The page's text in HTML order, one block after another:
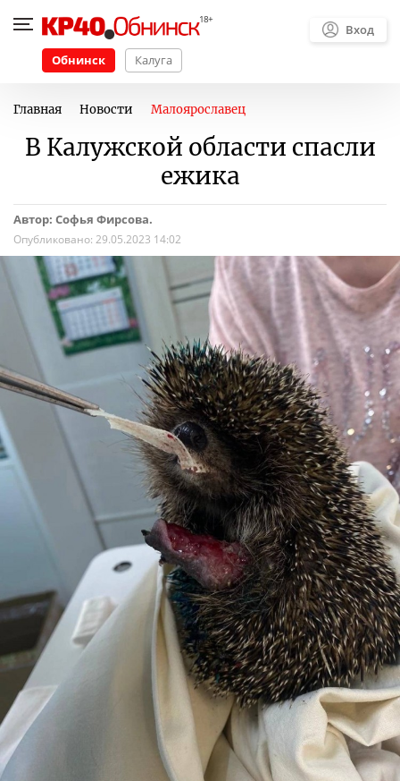
Обнинск Калуга
Вход
Главная Новости Малоярославец
В Калужской области спасли
ежика
Автор: Софья Фирсова.
Опубликовано: 29.05.2023 14:02